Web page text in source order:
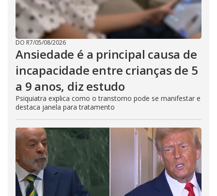
DO R7/05/08/2026
Ansiedade é a principal causa de
incapacidade entre crianças de 5
a 9 anos, diz estudo
Psiquiatra explica como o transtorno pode se manifestar e
destaca janela para tratamento